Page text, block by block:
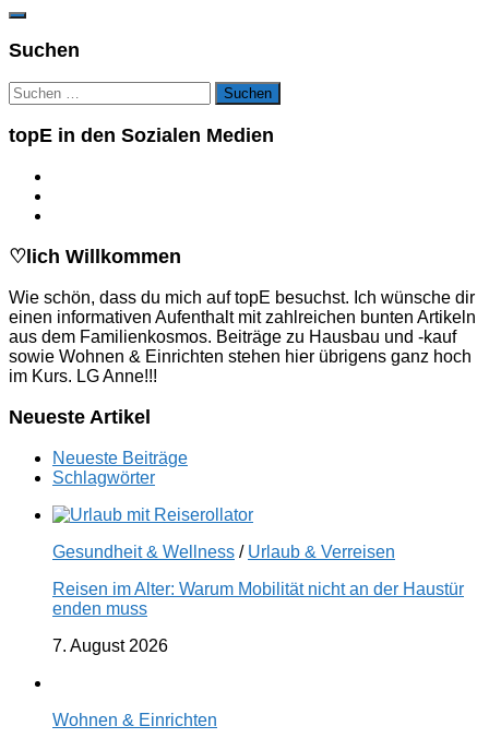
Suchen
Suchen
nach:
topE in den Sozialen Medien
♡lich Willkommen
Wie schön, dass du mich auf topE besuchst. Ich wünsche dir
einen informativen Aufenthalt mit zahlreichen bunten Artikeln
aus dem Familienkosmos. Beiträge zu Hausbau und -kauf
sowie Wohnen & Einrichten stehen hier übrigens ganz hoch
im Kurs. LG Anne!!!
Neueste Artikel
Neueste Beiträge
Schlagwörter
Gesundheit & Wellness / Urlaub & Verreisen
Reisen im Alter: Warum Mobilität nicht an der Haustür
enden muss
7. August 2026
Wohnen & Einrichten